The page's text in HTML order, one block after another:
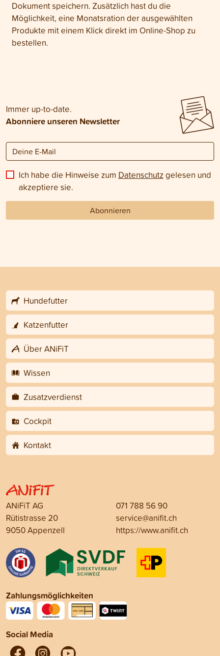
Dokument speichern. Zusätzlich hast du die
Möglichkeit, eine Monatsration der ausgewählten
Produkte mit einem Klick direkt im Online-Shop zu
bestellen.
Immer up-to-date.
Abonniere unseren Newsletter
Ich habe die Hinweise zum Datenschutz gelesen und
akzeptiere sie.
Abonnieren
Hundefutter
Katzenfutter
Über ANiFiT
Wissen
Zusatzverdienst
Cockpit
Kontakt
ANiFiT AG
Rütistrasse 20
9050 Appenzell
071 788 56 90
service@anifit.ch
https://www.anifit.ch
Zahlungsmöglichkeiten
Social Media